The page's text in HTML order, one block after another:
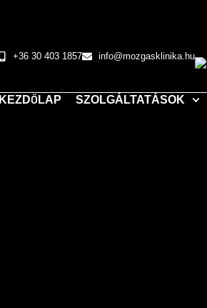
+36 30 403 1857 info@mozgasklinika.hu
KEZDŐLAP SZOLGÁLTATÁSOK